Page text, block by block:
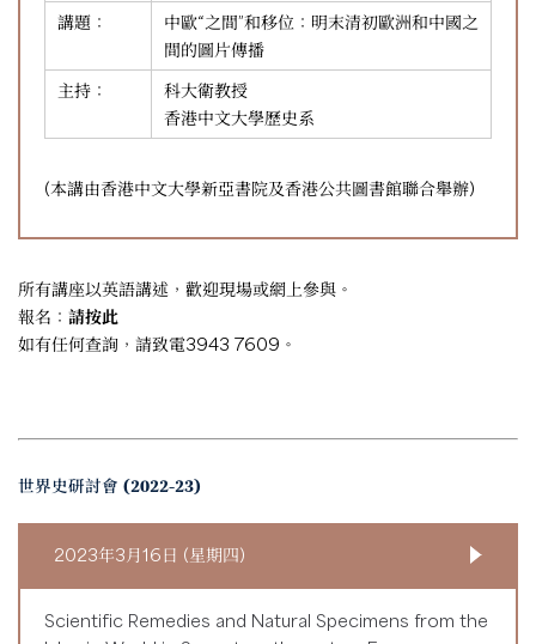
講題：
中歐“之間”和移位：明末清初歐洲和中國之
間的圖片傳播
主持：
科大衛教授
香港中文大學歷史系
(本講由香港中文大學新亞書院及香港公共圖書館聯合舉辦)
所有講座以英語講述，歡迎現場或網上參與。
報名： 請按此
如有任何查詢，請致電3943 7609。
世界史研討會 (2022-23)
2023年3月16日 (星期四)
Scientific Remedies and Natural Specimens from the